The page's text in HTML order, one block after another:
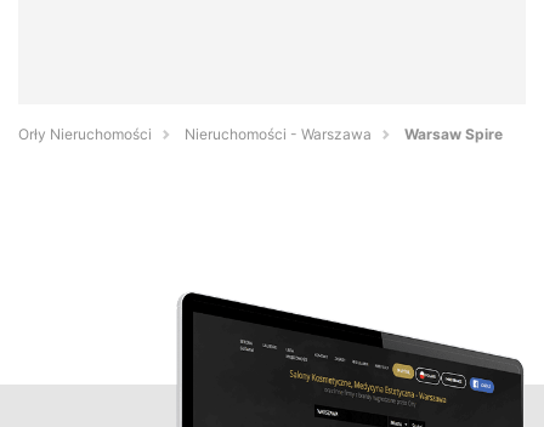
Orły Nieruchomości Nieruchomości - Warszawa Warsaw Spire